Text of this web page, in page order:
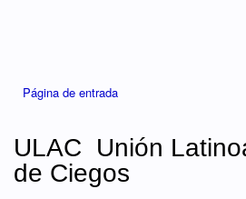
Página de entrada
ULAC  Unión
de Ciegos